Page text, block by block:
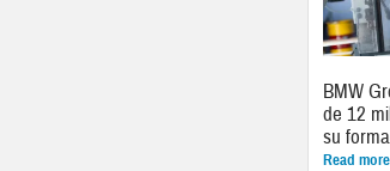
BMW
de 12
su
Read